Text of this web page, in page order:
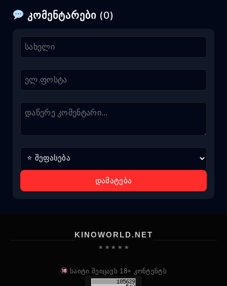
კომენტარები (0)
დამატება
KINOWORLD.NET
★ ★ ★ ★ ★
საიტი შეიცავს 18+ კონტენტს